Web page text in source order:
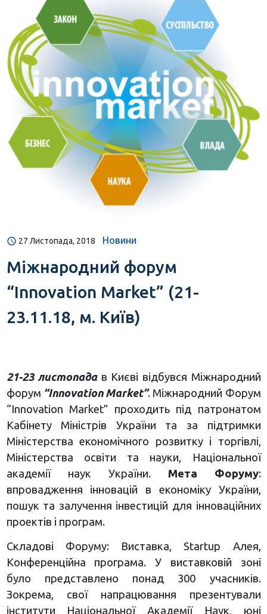
27 Листопада, 2018 Новини
Міжнародний форум
“Innovation Market” (21-
23.11.18, м. Київ)
21-23 листопадав Києві відбувся Міжнародний
форум “Innovation Market”. Міжнародний Форум
“Innovation Market” проходить під патронатом
Кабінету Міністрів України та за підтримки
Міністерства економічного розвитку і торгівлі,
Міністерства освіти та науки, Національної
академії наук України. Мета Форуму:
впровадження інновацій в економіку України,
пошук та залучення інвестицій для інноваційних
проектів і програм.
Складові Форуму: Виставка, Startup Алея,
Конференційна програма. У виставковій зоні
було представлено понад 300 учасників.
Зокрема, свої напрацювання презентували
інститути Національної Академії Наук, юні